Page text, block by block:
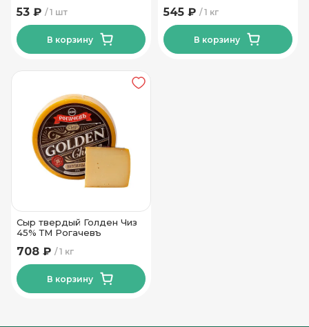
1 шт
53 ₽
В корзину
Волковысский МК
1 кг
545 ₽
В корзину
Сыр твердый Голден Чиз
45% ТМ Рогачевъ
1 кг
708 ₽
В корзину